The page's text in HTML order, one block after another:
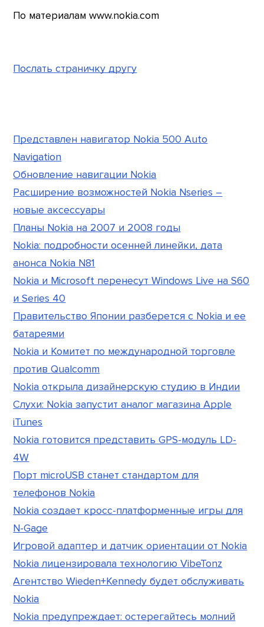
По материалам www.nokia.com
Послать страничку другу
Представлен навигатор Nokia 500 Auto
Navigation
Обновление навигации Nokia
Расширение возможностей Nokia Nseries –
новые аксессуары
Планы Nokia на 2007 и 2008 годы
Nokia: подробности осенней линейки, дата
анонса Nokia N81
Nokia и Microsoft перенесут Windows Live на S60
и Series 40
Правительство Японии разберется с Nokia и ее
батареями
Nokia и Комитет по международной торговле
против Qualcomm
Nokia открыла дизайнерскую студию в Индии
Слухи: Nokia запустит аналог магазина Apple
iTunes
Nokia готовится представить GPS-модуль LD-
4W
Порт microUSB станет стандартом для
телефонов Nokia
Nokia создает кросс-платформенные игры для
N-Gage
Игровой адаптер и датчик ориентации от Nokia
Nokia лицензировала технологию VibeTonz
Агентство Wieden+Kennedy будет обслуживать
Nokia
Nokia предупреждает: остерегайтесь молний